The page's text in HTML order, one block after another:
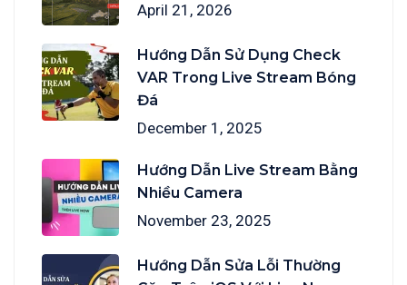
April 21, 2026
Hướng Dẫn Sử Dụng Check
VAR Trong Live Stream Bóng
Đá
December 1, 2025
Hướng Dẫn Live Stream Bằng
Nhiều Camera
November 23, 2025
Hướng Dẫn Sửa Lỗi Thường